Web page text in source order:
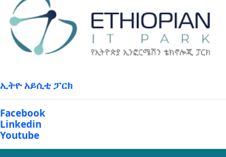
ኢትዮ አይሲቲ ፓርክ
Facebook
Linkedin
Youtube